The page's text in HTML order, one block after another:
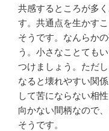
共感するところが多
す。共通点を生かす
そうです。なんらか
う。小さなことても
つけましょう。ただ
なると壊れやすい関
して苦にならない相
向かない間柄なので
そうです。